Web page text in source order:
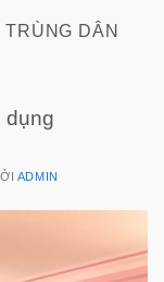
DÂN
dụng
ADMIN